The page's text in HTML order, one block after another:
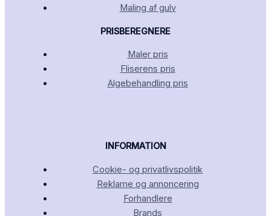
Maling af gulv
PRISBEREGNERE
Maler pris
Fliserens pris
Algebehandling pris
INFORMATION
Cookie- og privatlivspolitik
Reklame og annoncering
Forhandlere
Brands